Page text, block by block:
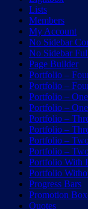
Lists
Members
My Account
No Sidebar
No Sidebar
Page Builder
Portfolio –
Portfolio –
Portfolio –
Portfolio –
Portfolio –
Portfolio –
Portfolio –
Portfolio –
Portfolio With
Portfolio
Progress Bars
Promotion
Quotes